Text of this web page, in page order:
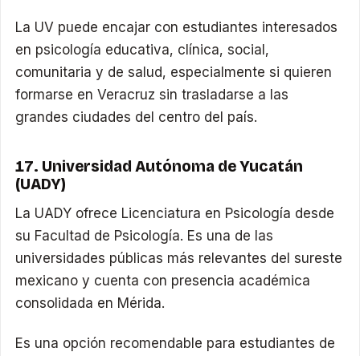
La UV puede encajar con estudiantes interesados
en psicología educativa, clínica, social,
comunitaria y de salud, especialmente si quieren
formarse en Veracruz sin trasladarse a las
grandes ciudades del centro del país.
17. Universidad Autónoma de Yucatán
(UADY)
La UADY ofrece Licenciatura en Psicología desde
su Facultad de Psicología. Es una de las
universidades públicas más relevantes del sureste
mexicano y cuenta con presencia académica
consolidada en Mérida.
Es una opción recomendable para estudiantes de